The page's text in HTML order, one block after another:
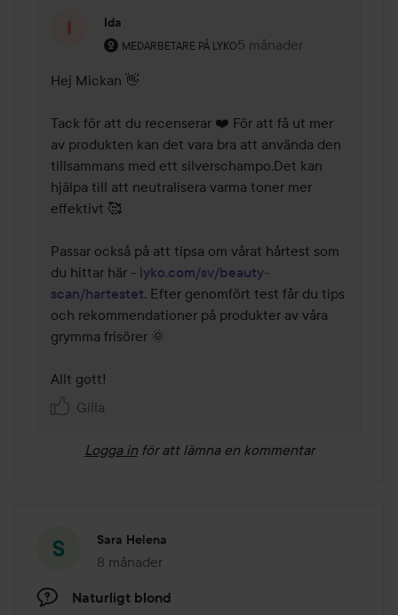
Ida
MEDARBETARE PÅ LYKO
Användarens roll: Medarbetare på Lyko.
5 månader
Kommentaren lades 5
Hej Mickan 👋
Tack för att du recenserar ❤️ För att få ut mer
av produkten kan det vara bra att använda den
tillsammans med ett silverschampo.Det kan
hjälpa till att neutralisera varma toner mer
effektivt 🥰
Passar också på att tipsa om vårat hårtest som
du hittar här - lyko.com/sv/beauty-
scan/hartestet. Efter genomfört test får du tips
och rekommendationer på produkter av våra
grymma frisörer 🌞
Allt gott!
Gilla
Logga in för att lämna en kommentar
Sara Helena
8 månader
Inlägget skapades 8 månader
Naturligt blond